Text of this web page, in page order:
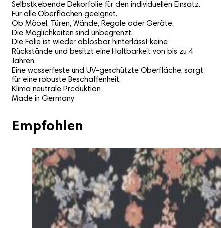
Selbstklebende Dekorfolie für den individuellen Einsatz.
Für alle Oberflächen geeignet.
Ob Möbel, Türen, Wände, Regale oder Geräte.
Die Möglichkeiten sind unbegrenzt.
Die Folie ist wieder ablösbar, hinterlässt keine
Rückstände und besitzt eine Haltbarkeit von bis zu 4
Jahren.
Eine wasserfeste und UV-geschützte Oberfläche, sorgt
für eine robuste Beschaffenheit.
Klima neutrale Produktion
Made in Germany
Empfohlen